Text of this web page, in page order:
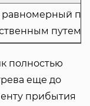
равномерный
путем
полностью
еще до
прибытия